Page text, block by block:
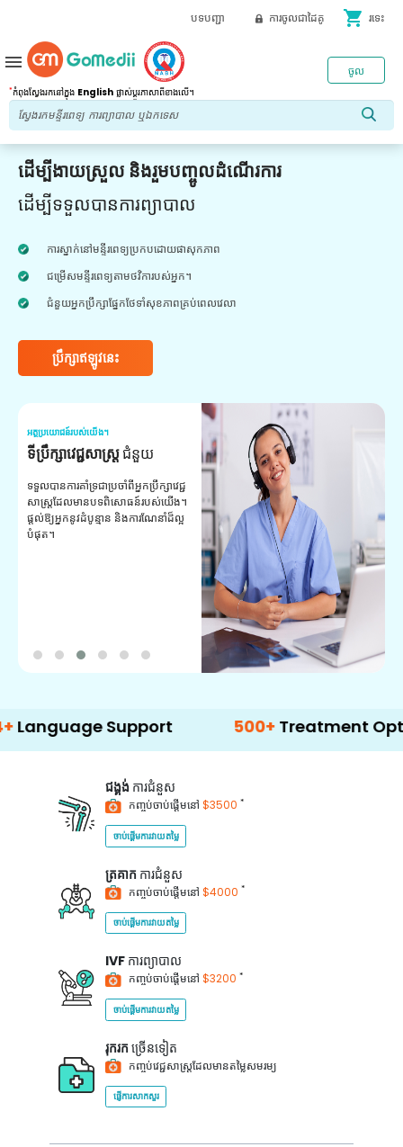
បទបញ្ជា ការចូលជាដៃគូ shopping_cart រទេះ
*កំពុងស្វែងរកនៅក្នុង English ផ្លាស់ប្តូរភាសាពីខាងលើ។
ចូល
menu
ដើម្បីងាយស្រួល និងរួមបញ្ចូលដំណើរការ
ដើម្បីទទួលបានការព្យាបាល
ការស្នាក់នៅមន្ទីរពេទ្យប្រកបដោយផាសុកភាព
ជម្រើសមន្ទីរពេទ្យតាមថវិការបស់អ្នក។
ជំនួយអ្នកប្រឹក្សាផ្នែកថែទាំសុខភាពគ្រប់ពេលវេលា
ប្រឹក្សាឥឡូវនេះ
អត្ថប្រយោជន៍របស់យើង។
ទីប្រឹក្សាវេជ្ជសាស្ត្រជំនួយ
ទទួលបានការគាំទ្រជាប្រចាំពីអ្នកប្រឹក្សាវេជ្ជ
សាស្ត្រដែលមានបទពិសោធន៍របស់យើង។
ផ្តល់ឱ្យអ្នកនូវដំបូន្មាន និងការណែនាំដ៏ល្អ
បំផុត។
Support 500+ Treatment Options
ជង្គង់ ការជំនួស
កញ្ចប់ចាប់ផ្តើមនៅ $3500 *
ចាប់ផ្តើមការវាយតម្លៃ
ត្រគាក ការជំនួស
កញ្ចប់ចាប់ផ្តើមនៅ $4000 *
ចាប់ផ្តើមការវាយតម្លៃ
IVF ការព្យាបាល
កញ្ចប់ចាប់ផ្តើមនៅ $3200 *
ចាប់ផ្តើមការវាយតម្លៃ
រុករក ច្រើនទៀត
កញ្ចប់វេជ្ជសាស្ត្រដែលមានតម្លៃសមរម្យ
ផ្ញើការសាកសួរ